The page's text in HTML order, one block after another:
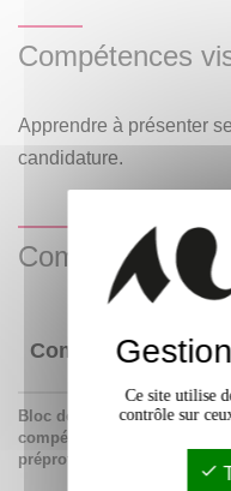
Compétences
Apprendre à présenter
candidature.
Compétences
Compétences
Bloc de
compétences
préprofessionnelles
332
Ce site utilise
contrôle sur